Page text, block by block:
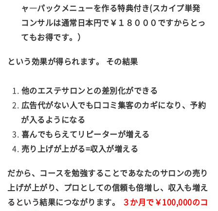
ャ―パックメニューを作る特典付き(スカイプ単発
コンサルは通常日本円で￥１８０００ですからとっ
てもお得です。）
という効果が得られます。 その結果
他のエステサロンとの差別化ができる
広告代がない人でも口コミ集客のカギになり、予約
が入るようになる
喜んでもらえてリピーターが増える
売り上げが上がる=収入が増える
だから、コースを勉強することであなたのサロンの売り
上げが上がり、プロとしての信頼も倍増し、収入も増え
るという結果につながります。
３か月で￥100,000のコ